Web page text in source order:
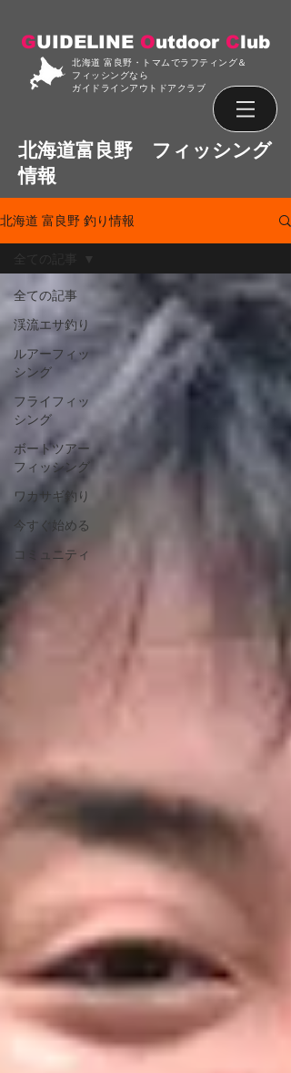
GUIDELINE Outdoor Club
北海道 富良野・トマムでラフティング＆
フィッシングなら
ガイドラインアウトドアクラブ
北海道富良野 フィッシング
情報
北海道 富良野 釣り情報
全ての記事
渓流エサ釣り
ルアーフィッ
シング
フライフィッ
シング
ボートツアー
フィッシング
ワカサギ釣り
今すぐ始める
コミュニティ